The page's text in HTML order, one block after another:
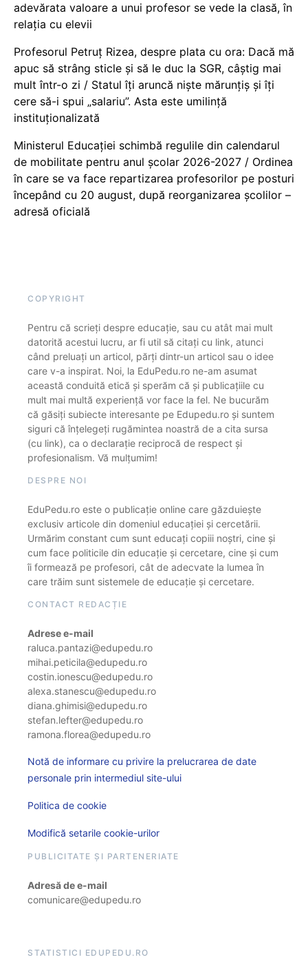
adevărata valoare a unui profesor se vede la clasă, în
relația cu elevii
Profesorul Petruț Rizea, despre plata cu ora: Dacă mă
apuc să strâng sticle și să le duc la SGR, câștig mai
mult într-o zi / Statul îți aruncă niște mărunțiș și îți
cere să-i spui „salariu”. Asta este umilință
instituționalizată
Ministerul Educației schimbă regulile din calendarul
de mobilitate pentru anul școlar 2026-2027 / Ordinea
în care se va face repartizarea profesorilor pe posturi
începând cu 20 august, după reorganizarea școlilor –
adresă oficială
COPYRIGHT
Pentru că scrieți despre educație, sau cu atât mai mult
datorită acestui lucru, ar fi util să citați cu link, atunci
când preluați un articol, părți dintr-un articol sau o idee
care v-a inspirat. Noi, la EduPedu.ro ne-am asumat
această conduită etică și sperăm că și publicațiile cu
mult mai multă experiență vor face la fel. Ne bucurăm
că găsiți subiecte interesante pe Edupedu.ro și suntem
siguri că înțelegeți rugămintea noastră de a cita sursa
(cu link), ca o declarație reciprocă de respect și
profesionalism. Vă mulțumim!
DESPRE NOI
EduPedu.ro este o publicație online care găzduiește
exclusiv articole din domeniul educației și cercetării.
Urmărim constant cum sunt educați copiii noștri, cine și
cum face politicile din educație și cercetare, cine și cum
îi formează pe profesori, cât de adecvate la lumea în
care trăim sunt sistemele de educație și cercetare.
CONTACT REDACȚIE
Adrese e-mail
raluca.pantazi@edupedu.ro
mihai.peticila@edupedu.ro
costin.ionescu@edupedu.ro
alexa.stanescu@edupedu.ro
diana.ghimisi@edupedu.ro
stefan.lefter@edupedu.ro
ramona.florea@edupedu.ro
Notă de informare cu privire la prelucrarea de date
personale prin intermediul site-ului
Politica de cookie
Modifică setarile cookie-urilor
PUBLICITATE ȘI PARTENERIATE
Adresă de e-mail
comunicare@edupedu.ro
STATISTICI EDUPEDU.RO